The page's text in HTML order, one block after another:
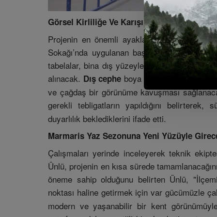
Görsel Kirliliğe Ve Karışıklığa Son Veriliyor
Projenin en önemli ayaklarından birini ise
Sokağı’nda uygulanan başarılı modelin
tabelalar, bina dış yüzeylerinde sarkan kablo
alınacak. Dış cephe boya ve onarımlarıyla
ve çağdaş bir görünüme kavuşması
gerekli tebligatların yapıldığını
duyarlılık beklediklerini ifade etti.
Marmaris Yaz Sezonuna Yeni Yüzüyle
Çalışmaları yerinde inceleyerek teknik
Ünlü, projenin en kısa sürede
öneme sahip olduğunu belirten Ünlü,
noktası haline getirmek için var gücümüzle
modern ve yaşanabilir bir kent